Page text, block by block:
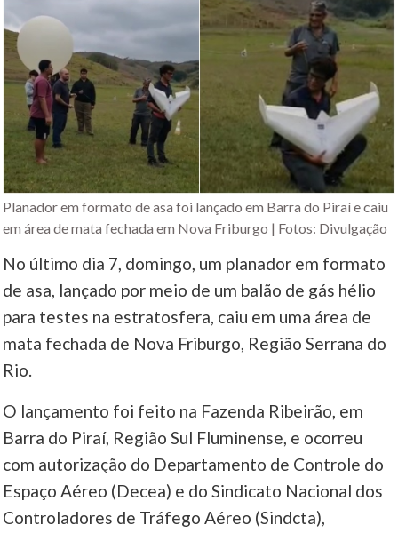
Planador em formato de asa foi lançado em Barra do Piraí e caiu
em área de mata fechada em Nova Friburgo | Fotos: Divulgação
No último dia 7, domingo, um planador em formato
de asa, lançado por meio de um balão de gás hélio
para testes na estratosfera, caiu em uma área de
mata fechada de Nova Friburgo, Região Serrana do
Rio.
O lançamento foi feito na Fazenda Ribeirão, em
Barra do Piraí, Região Sul Fluminense, e ocorreu
com autorização do Departamento de Controle do
Espaço Aéreo (Decea) e do Sindicato Nacional dos
Controladores de Tráfego Aéreo (Sindcta),